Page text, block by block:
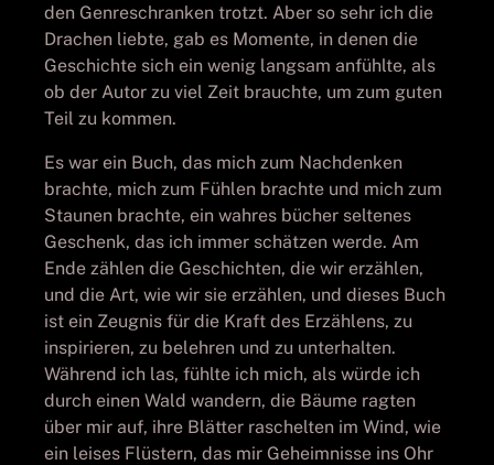
den Genreschranken trotzt. Aber so sehr ich die
Drachen liebte, gab es Momente, in denen die
Geschichte sich ein wenig langsam anfühlte, als
ob der Autor zu viel Zeit brauchte, um zum guten
Teil zu kommen.
Es war ein Buch, das mich zum Nachdenken
brachte, mich zum Fühlen brachte und mich zum
Staunen brachte, ein wahres bücher seltenes
Geschenk, das ich immer schätzen werde. Am
Ende zählen die Geschichten, die wir erzählen,
und die Art, wie wir sie erzählen, und dieses Buch
ist ein Zeugnis für die Kraft des Erzählens, zu
inspirieren, zu belehren und zu unterhalten.
Während ich las, fühlte ich mich, als würde ich
durch einen Wald wandern, die Bäume ragten
über mir auf, ihre Blätter raschelten im Wind, wie
ein leises Flüstern, das mir Geheimnisse ins Ohr